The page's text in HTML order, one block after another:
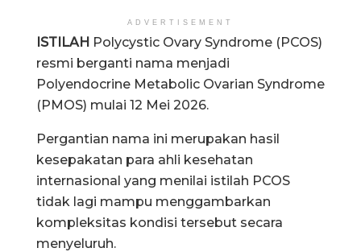
ADVERTISEMENT
ISTILAH Polycystic Ovary Syndrome (PCOS)
resmi berganti nama menjadi
Polyendocrine Metabolic Ovarian Syndrome
(PMOS) mulai 12 Mei 2026.
Pergantian nama ini merupakan hasil
kesepakatan para ahli kesehatan
internasional yang menilai istilah PCOS
tidak lagi mampu menggambarkan
kompleksitas kondisi tersebut secara
menyeluruh.